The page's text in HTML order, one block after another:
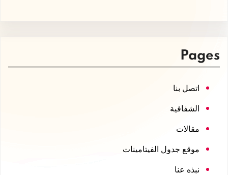
Pages
اتصل بنا
الشفافية
مقالات
موقع جدول الفيتامينات
نبذه عنا